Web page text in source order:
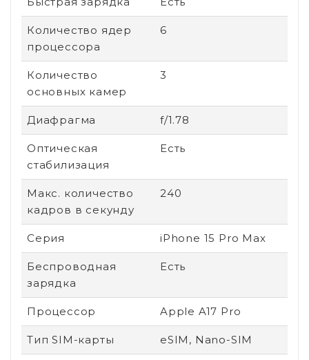
Количество ядер
процессора
6
Количество
основных камер
3
Диафрагма f/1.78
Оптическая
стабилизация
Есть
Макс. количество
кадров в секунду
240
Серия iPhone 15 Pro Max
Беспроводная
зарядка
Есть
Процессор Apple A17 Pro
Тип SIM-карты eSIM, Nano-SIM